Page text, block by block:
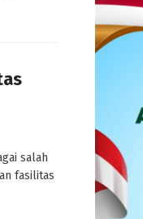
salah
fasilitas